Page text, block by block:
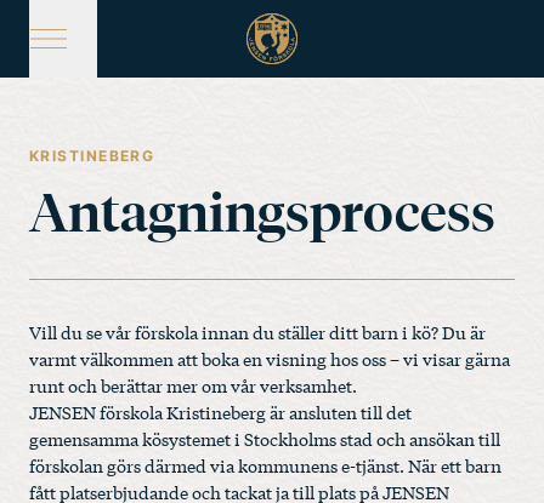
huvudinnehåll
KRISTINEBERG
Antagningsprocess
Vill du se vår förskola innan du ställer ditt barn i kö? Du är
varmt välkommen att boka en visning hos oss – vi visar gärna
runt och berättar mer om vår verksamhet.
JENSEN förskola Kristineberg är ansluten till det
gemensamma kösystemet i Stockholms stad och ansökan till
förskolan görs därmed viakommunens e-tjänst. När ett barn
fått platserbjudande och tackat ja till plats på JENSEN